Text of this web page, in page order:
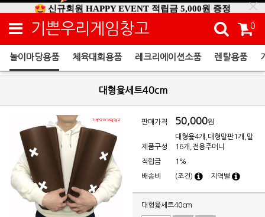
신규회원 HAPPY EVENT 적립금 5,000원 증정
❤ 신제품 ' 컬링&볼링 ' 출시! ❤
기쁜우리게임창고 0
놀이마당용품 체육대회용품 레크리에이션소품 렌탈용품
대형윷세트40cm
판매가격 50,000원
제품구성
대형윷4개,대형말판1개,말
16개,전용주머니
적립금 1%
배송비 (조건) 지역별
대형윷세트40cm